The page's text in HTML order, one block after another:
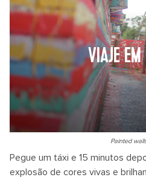
VIAJE EM
Painted
Pegue um táxi e 15 minutos
explosão de cores vivas e